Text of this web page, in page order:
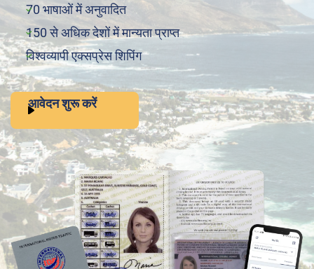
70 भाषाओं में अनुवादित
150 से अधिक देशों में मान्यता प्राप्त
विश्वव्यापी एक्सप्रेस शिपिंग
आवेदन शुरू करें